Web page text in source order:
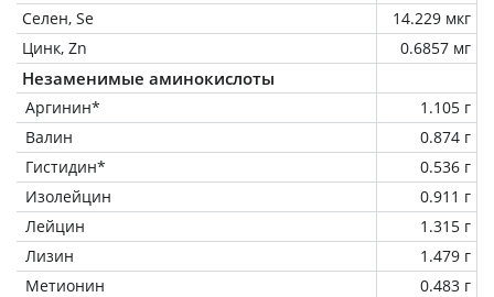
Селен, Se
14.229 мкг
Цинк, Zn
0.6857 мг
Незаменимые аминокислоты
Аргинин*
1.105 г
Валин
0.874 г
Гистидин*
0.536 г
Изолейцин
0.911 г
Лейцин
1.315 г
Лизин
1.479 г
Метионин
0.483 г